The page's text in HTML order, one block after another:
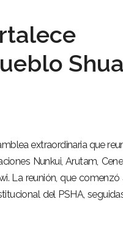
extraordinaria que
Nunkui, Arutam,
La reunión, que comenzó
del PSHA,